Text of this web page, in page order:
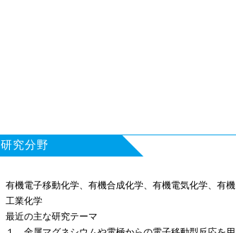
研究分野
有機電子移動化学、有機合成化学、有機電気化学、有機
工業化学
最近の主な研究テーマ